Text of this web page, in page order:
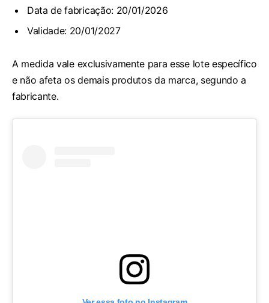
Data de fabricação: 20/01/2026
Validade: 20/01/2027
A medida vale exclusivamente para esse lote específico
e não afeta os demais produtos da marca, segundo a
fabricante.